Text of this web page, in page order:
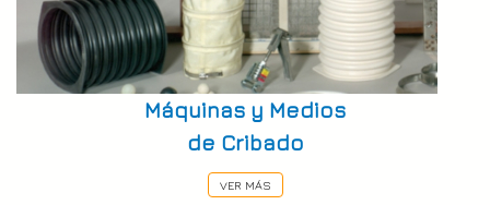
Máquinas y Medios
de Cribado
VER MÁS